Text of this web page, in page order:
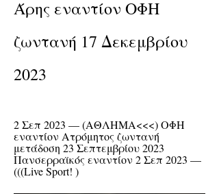
Άρης εναντίον ΟΦΗ
ζωντανή 17 Δεκεμβρίου
2023
2 Σεπ 2023 — (ΑΘΛΗΜΑ<<<) ΟΦΗ
εναντίον Ατρόμητος ζωντανή
μετάδοση 23 Σεπτεμβρίου 2023
Πανσερραϊκός εναντίον 2 Σεπ 2023 —
(((Live Sport! )